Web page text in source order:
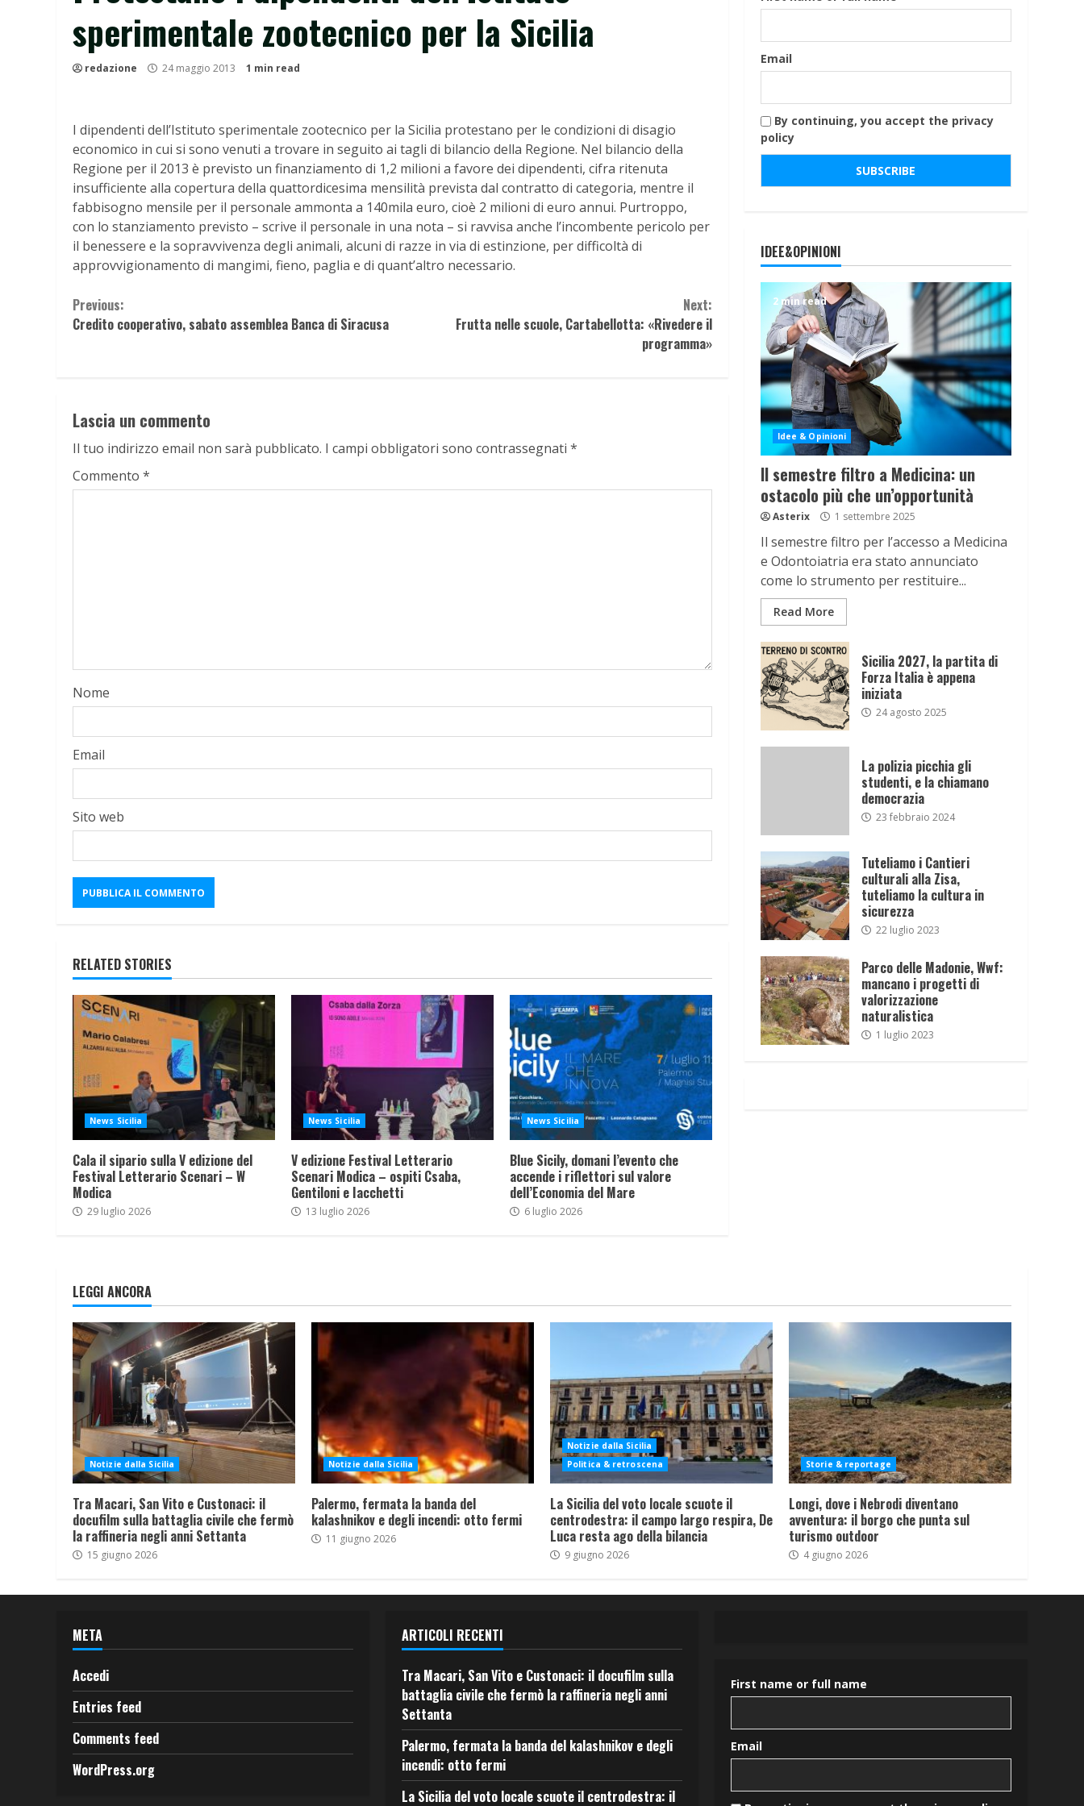
sperimentale zootecnico per la Sicilia
redazione 24 maggio 2013 1 min read
I dipendenti dell’Istituto sperimentale zootecnico per la Sicilia protestano per le condizioni di disagio
economico in cui si sono venuti a trovare in seguito ai tagli di bilancio della Regione. Nel bilancio della
Regione per il 2013 è previsto un finanziamento di 1,2 milioni a favore dei dipendenti, cifra ritenuta
insufficiente alla copertura della quattordicesima mensilità prevista dal contratto di categoria, mentre il
fabbisogno mensile per il personale ammonta a 140mila euro, cioè 2 milioni di euro annui. Purtroppo,
con lo stanziamento previsto – scrive il personale in una nota – si ravvisa anche l’incombente pericolo per
il benessere e la sopravvivenza degli animali, alcuni di razze in via di estinzione, per difficoltà di
approvvigionamento di mangimi, fieno, paglia e di quant’altro necessario.
Continue
Reading
Previous:
Credito cooperativo, sabato assemblea Banca di Siracusa
Next:
Frutta nelle scuole, Cartabellotta: «Rivedere il
programma»
Lascia un commento
Il tuo indirizzo email non sarà pubblicato. I campi obbligatori sono contrassegnati *
Commento *
Nome
Email
Sito web
RELATED STORIES
News Sicilia
Cala il sipario sulla V edizione del
Festival Letterario Scenari – W
Modica
29 luglio 2026
News Sicilia
V edizione Festival Letterario
Scenari Modica – ospiti Csaba,
Gentiloni e Iacchetti
13 luglio 2026
News Sicilia
Blue Sicily, domani l’evento che
accende i riflettori sul valore
dell’Economia del Mare
6 luglio 2026
Email
By continuing, you accept the privacy
policy
IDEE&OPINIONI
2 min read
Idee & Opinioni
Il semestre filtro a Medicina: un
ostacolo più che un’opportunità
Asterix 1 settembre 2025
Il semestre filtro per l’accesso a Medicina
e Odontoiatria era stato annunciato
come lo strumento per restituire...
Read More
Sicilia 2027, la partita di
Forza Italia è appena
iniziata
24 agosto 2025
La polizia picchia gli
studenti, e la chiamano
democrazia
23 febbraio 2024
Tuteliamo i Cantieri
culturali alla Zisa,
tuteliamo la cultura in
sicurezza
22 luglio 2023
Parco delle Madonie, Wwf:
mancano i progetti di
valorizzazione
naturalistica
1 luglio 2023
LEGGI ANCORA
Notizie dalla Sicilia
Tra Macari, San Vito e Custonaci: il
docufilm sulla battaglia civile che fermò
la raffineria negli anni Settanta
15 giugno 2026
Notizie dalla Sicilia
Palermo, fermata la banda del
kalashnikov e degli incendi: otto fermi
11 giugno 2026
Notizie dalla Sicilia
Politica & retroscena
La Sicilia del voto locale scuote il
centrodestra: il campo largo respira, De
Luca resta ago della bilancia
9 giugno 2026
Storie & reportage
Longi, dove i Nebrodi diventano
avventura: il borgo che punta sul
turismo outdoor
4 giugno 2026
META
Accedi
Entries feed
Comments feed
WordPress.org
ARTICOLI RECENTI
Tra Macari, San Vito e Custonaci: il docufilm sulla
battaglia civile che fermò la raffineria negli anni
Settanta
Palermo, fermata la banda del kalashnikov e degli
incendi: otto fermi
La Sicilia del voto locale scuote il centrodestra: il
First name or full name
Email